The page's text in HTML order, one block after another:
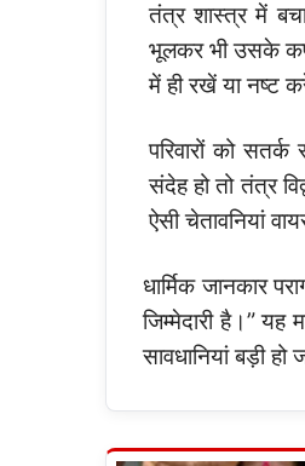
तंत्र शास्त्र में
भूलकर भी उसके
में ही रखें या नष्ट
परिवारों को
संदेह हो तो तंत्र
ऐसी चेतावनियां
धार्मिक जानकार
जिम्मेदारी है।” यह
सावधानियां बड़ी